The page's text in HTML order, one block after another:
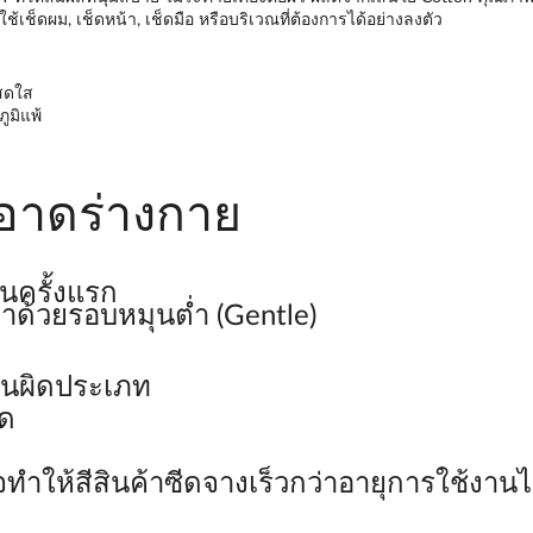
เช็ดผม, เช็ดหน้า, เช็ดมือ หรือบริเวณที่ต้องการได้อย่างลงตัว
ใส
มิแพ้
ดร่างกาย
ครั้งแรก
ด้วยรอบหมุนต่ำ (Gentle)
ผิดประเภท
ให้สีสินค้าซีดจางเร็วกว่าอายุการใช้งาน